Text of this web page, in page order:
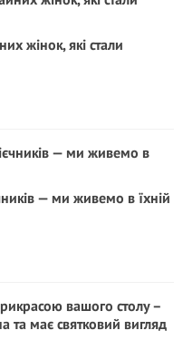
жінок, які стали
— ми живемо в їхній